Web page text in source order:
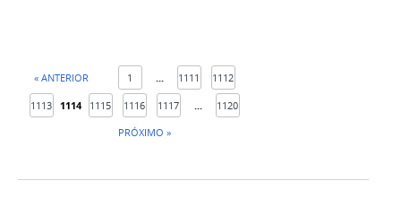
« ANTERIOR 1 ... 1111 1112
1113 1114 1115 1116 1117 ...
1120
PRÓXIMO »